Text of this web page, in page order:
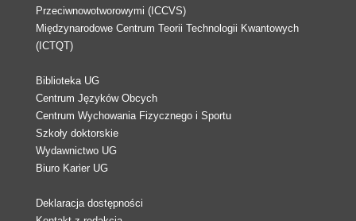
Przeciwnowotworowymi (ICCVS)
Międzynarodowe Centrum Teorii Technologii Kwantowych
(ICTQT)
Biblioteka UG
Centrum Języków Obcych
Centrum Wychowania Fizycznego i Sportu
Szkoły doktorskie
Wydawnictwo UG
Biuro Karier UG
Deklaracja dostępności